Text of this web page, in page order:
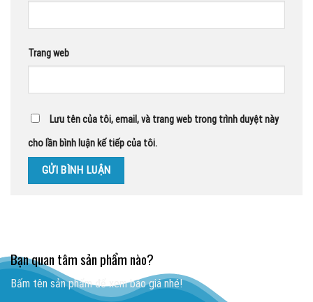
Trang web
Lưu tên của tôi, email, và trang web trong trình duyệt này
cho lần bình luận kế tiếp của tôi.
Bạn quan tâm sản phẩm nào?
Bấm tên sản phẩm để xem báo giá nhé!